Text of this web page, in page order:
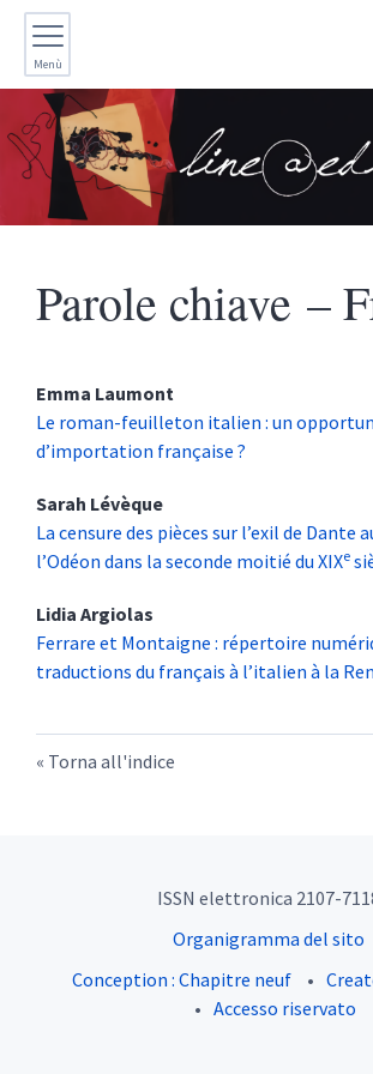
Menù
Parole chiave –
Emma Laumont
Le roman-feuilleton italien : un
d’importation française ?
Sarah Lévèque
La censure des pièces sur l’exil de Dante
l’Odéon dans la seconde moitié du XIXe
Lidia Argiolas
Ferrare et Montaigne : répertoire
traductions du français à l’italien à la
Torna all'indice
ISSN elettronica 2107-
Organigramma del sito
Conception : Chapitre neuf
Accesso riservato